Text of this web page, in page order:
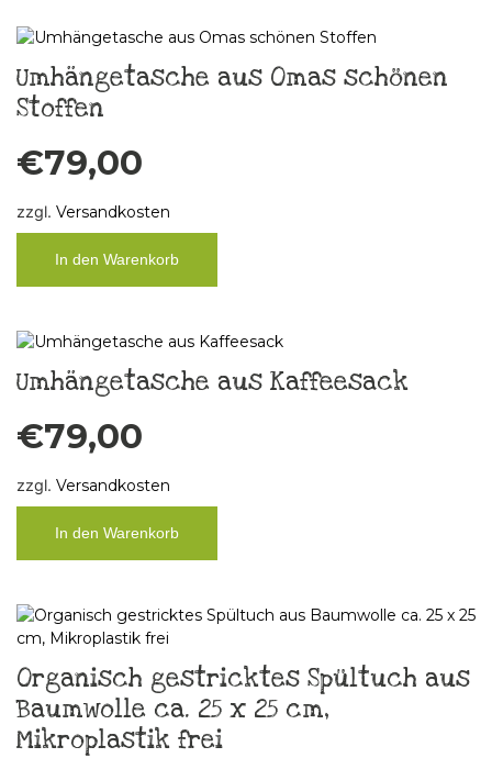
Umhängetasche aus Omas schönen
Stoffen
€79,00
zzgl. Versandkosten
In den Warenkorb
Umhängetasche aus Kaffeesack
€79,00
zzgl. Versandkosten
In den Warenkorb
Organisch gestricktes Spültuch aus
Baumwolle ca. 25 x 25 cm,
Mikroplastik frei